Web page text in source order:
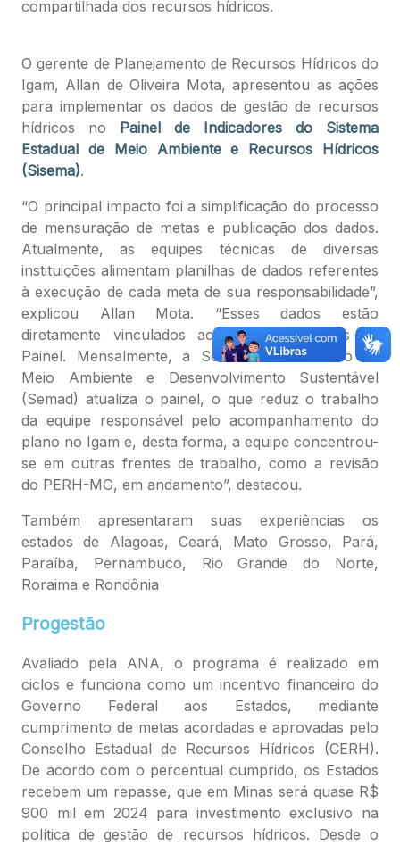
compartilhada dos recursos hídricos.
O gerente de Planejamento de Recursos Hídricos do
Igam, Allan de Oliveira Mota, apresentou as ações
para implementar os dados de gestão de recursos
hídricos no Painel de Indicadores do Sistema
Estadual de Meio Ambiente e Recursos Hídricos
(Sisema).
“O principal impacto foi a simplificação do processo
de mensuração de metas e publicação dos dados.
Atualmente, as equipes técnicas de diversas
instituições alimentam planilhas de dados referentes
à execução de cada meta de sua responsabilidade”,
explicou Allan Mota. “Esses dados estão
diretamente vinculados ao banco de dados do
Painel. Mensalmente, a Secretaria de Estado de
Meio Ambiente e Desenvolvimento Sustentável
(Semad) atualiza o painel, o que reduz o trabalho
da equipe responsável pelo acompanhamento do
plano no Igam e, desta forma, a equipe concentrou-
se em outras frentes de trabalho, como a revisão
do PERH-MG, em andamento”, destacou.
Também apresentaram suas experiências os
estados de Alagoas, Ceará, Mato Grosso, Pará,
Paraíba, Pernambuco, Rio Grande do Norte,
Roraima e Rondônia
Progestão
Avaliado pela ANA, o programa é realizado em
ciclos e funciona como um incentivo financeiro do
Governo Federal aos Estados, mediante
cumprimento de metas acordadas e aprovadas pelo
Conselho Estadual de Recursos Hídricos (CERH).
De acordo com o percentual cumprido, os Estados
recebem um repasse, que em Minas será quase R$
900 mil em 2024 para investimento exclusivo na
política de gestão de recursos hídricos. Desde o